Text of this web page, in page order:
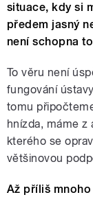
situace, kdy si
předem jasný
není schopna
To věru není
fungování
tomu
hnízda, máme z
kterého se
většinovou
Až příliš